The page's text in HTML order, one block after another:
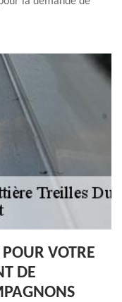
VOTRE
DE